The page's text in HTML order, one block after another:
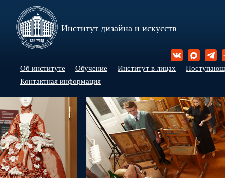
Институт дизайна и искусств
Об институте Обучение Институт в лицах
Контактная информация